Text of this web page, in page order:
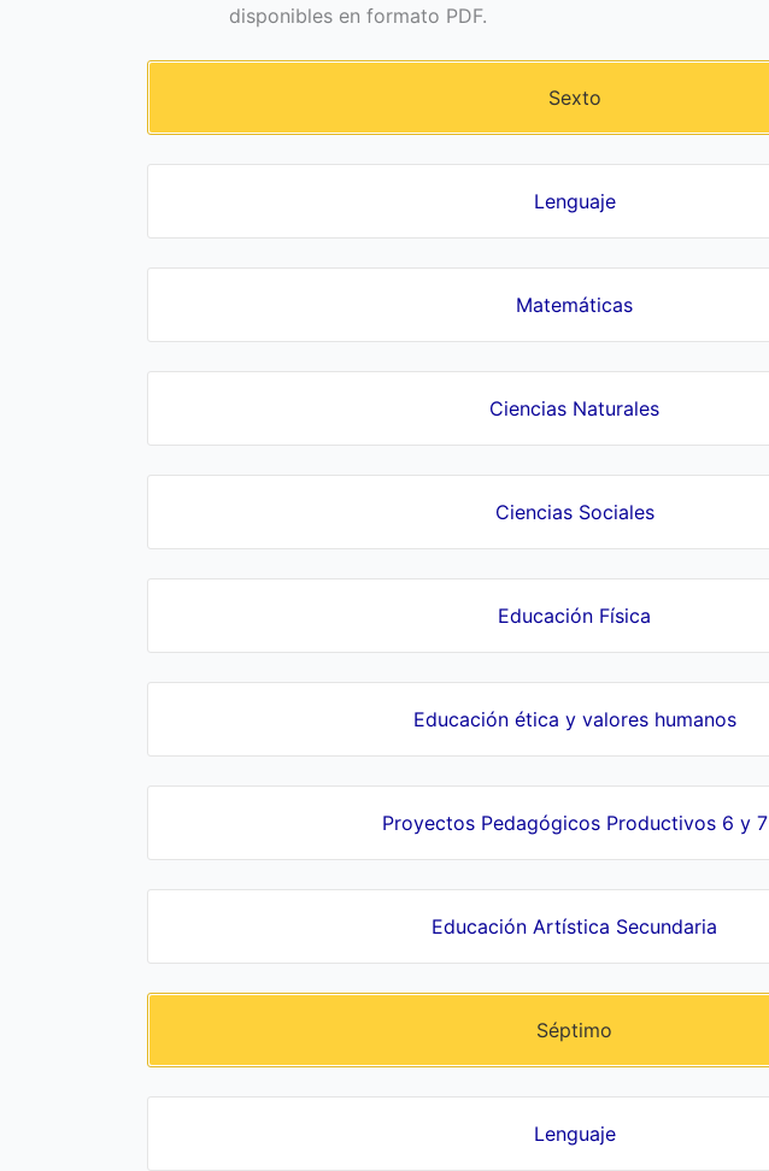
disponibles en formato PDF.
Sexto
Lenguaje
Matemáticas
Ciencias Naturales
Ciencias Sociales
Educación Física
Educación ética y valores humanos
Proyectos Pedagógicos Productivos 6 y 7
Educación Artística Secundaria
Séptimo
Lenguaje